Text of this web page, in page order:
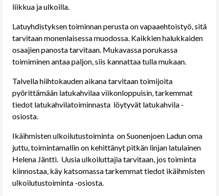
liikkua ja ulkoilla.
Latuyhdistyksen toiminnan perusta on vapaaehtoistyö, sitä
tarvitaan monenlaisessa muodossa. Kaikkien halukkaiden
osaajien panosta tarvitaan. Mukavassa porukassa
toimiminen antaa paljon, siis kannattaa tulla mukaan.
Talvella hiihtokauden aikana tarvitaan toimijoita
pyörittämään latukahvilaa viikonloppuisin, tarkemmat
tiedot latukahvilatoiminnasta löytyvät latukahvila -
osiosta.
Ikäihmisten ulkoilutustoiminta on Suonenjoen Ladun oma
juttu, toimintamallin on kehittänyt pitkän linjan latulainen
Helena Jäntti. Uusia ulkoiluttajia tarvitaan, jos toiminta
kiinnostaa, käy katsomassa tarkemmat tiedot ikäihmisten
ulkoilutustoiminta -osiosta.